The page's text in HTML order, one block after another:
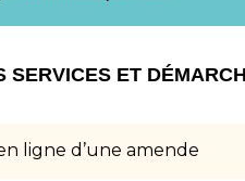
SERVICES ET
ligne d’une amende